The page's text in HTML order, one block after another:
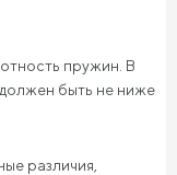
пружин. В
должен быть не ниже
различия,